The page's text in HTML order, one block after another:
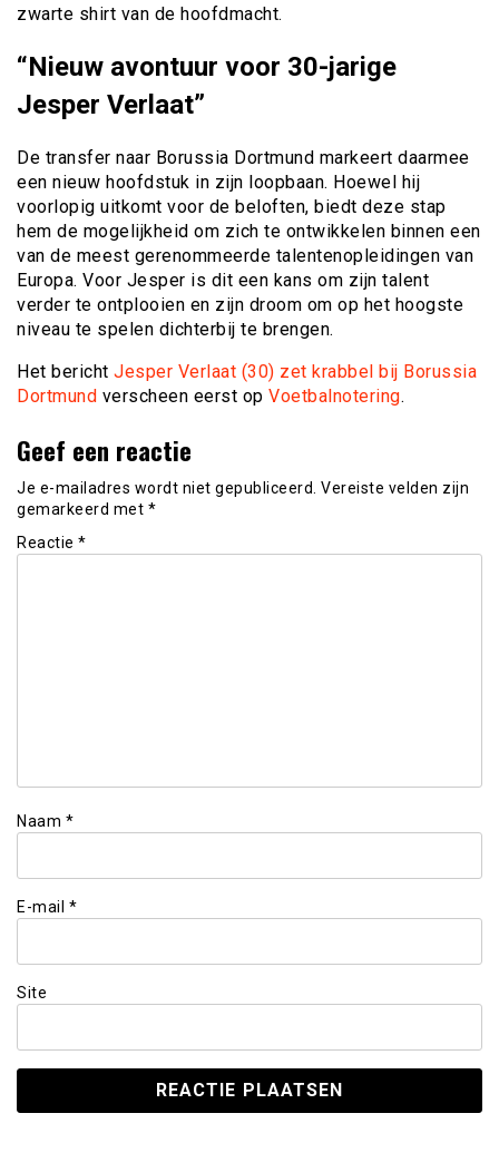
zwarte shirt van de hoofdmacht.
“Nieuw avontuur voor 30-jarige
Jesper Verlaat”
De transfer naar Borussia Dortmund markeert daarmee
een nieuw hoofdstuk in zijn loopbaan. Hoewel hij
voorlopig uitkomt voor de beloften, biedt deze stap
hem de mogelijkheid om zich te ontwikkelen binnen een
van de meest gerenommeerde talentenopleidingen van
Europa. Voor Jesper is dit een kans om zijn talent
verder te ontplooien en zijn droom om op het hoogste
niveau te spelen dichterbij te brengen.
Het bericht Jesper Verlaat (30) zet krabbel bij Borussia
Dortmund verscheen eerst op Voetbalnotering.
Geef een reactie
Je e-mailadres wordt niet gepubliceerd. Vereiste velden zijn
gemarkeerd met *
Reactie *
Naam *
E-mail *
Site